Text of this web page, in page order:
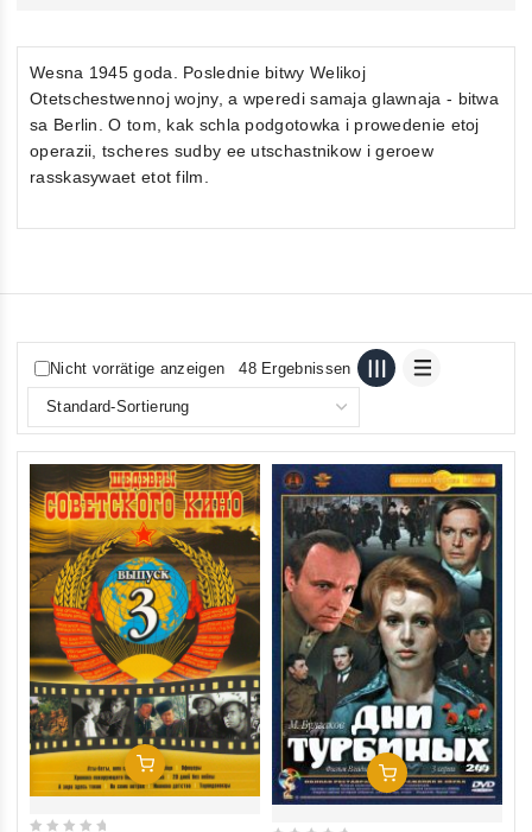
Wesna 1945 goda. Poslednie bitwy Welikoj
Otetschestwennoj wojny, a wperedi samaja glawnaja - bitwa
sa Berlin. O tom, kak schla podgotowka i prowedenie etoj
operazii, tscheres sudby ee utschastnikow i geroew
rasskasywaet etot film.
Nicht vorrätige anzeigen 48 Ergebnissen
In Den Warenkorb
In Den Warenkorb